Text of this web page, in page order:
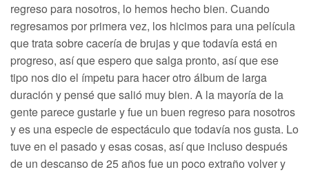
regreso para nosotros, lo hemos hecho bien. Cuando
regresamos por primera vez, los hicimos para una película
que trata sobre cacería de brujas y que todavía está en
progreso, así que espero que salga pronto, así que ese
tipo nos dio el ímpetu para hacer otro álbum de larga
duración y pensé que salió muy bien. A la mayoría de la
gente parece gustarle y fue un buen regreso para nosotros
y es una especie de espectáculo que todavía nos gusta. Lo
tuve en el pasado y esas cosas, así que incluso después
de un descanso de 25 años fue un poco extraño volver y